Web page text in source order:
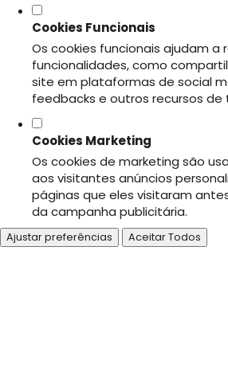
Cookies Funcionais
Os cookies funcionais ajudam a
funcionalidades, como
site em plataformas de social
feedbacks e outros recursos de
Cookies Marketing
Os cookies de marketing são
aos visitantes anúncios
páginas que eles visitaram
da campanha publicitária.
Ajustar preferências Aceitar Todos